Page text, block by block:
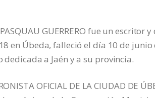
GUERRERO fue un
en Úbeda, falleció el día 10 de
dedicada a Jaén y a su provincia.
OFICIAL DE LA CIUDAD DE